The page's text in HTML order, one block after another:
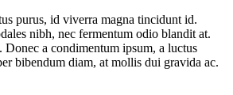
purus, id viverra magna tincidunt id.
nibh, nec fermentum odio blandit at.
Donec a condimentum ipsum, a luctus
bibendum diam, at mollis dui gravida ac.